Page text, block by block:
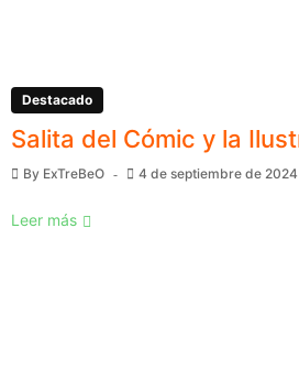
Destacado
Salita del Cómic y la
By ExTreBeO 4 de septiembre de 2024
Leer más